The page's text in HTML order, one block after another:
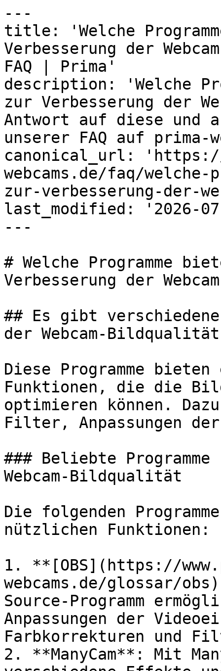
---
title: 'Welche
Verbesserung der
FAQ | Prima'
description: 'Welche
zur Verbesserung der
Antwort auf diese und
unserer FAQ auf prima-
canonical_url: 'https://
webcams.de/faq/
zur-verbesserung-der-
last_modified: '2026-
---
# Welche Programme
Verbesserung der
## Es gibt verschiedene
der Webcam-Bildqualität
Diese Programme
Funktionen, die die
optimieren können.
Filter, Anpassungen
### Beliebte
Webcam-Bildqualität
Die folgenden
nützlichen Funktionen:
1. **[OBS](https://
webcams.de/glossar/
Source-Programm
Anpassungen der
Farbkorrekturen und
2. **ManyCam**: Mit